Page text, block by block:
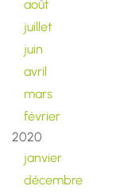
août
juillet
juin
avril
mars
février
2020
janvier
décembre